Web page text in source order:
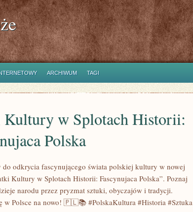
ARCHIWUM TAGI
Kultury w Splotach Historii:
Polska
do odkrycia fascynującego świata polskiej kultury w nowej
Kultury w Splotach Historii: Fascynujaca Polska”. Poznaj
narodu przez pryzmat sztuki, obyczajów i tradycji.
w Polsce na nowo! 🇵🇱📚 #PolskaKultura #Historia #Sztuka